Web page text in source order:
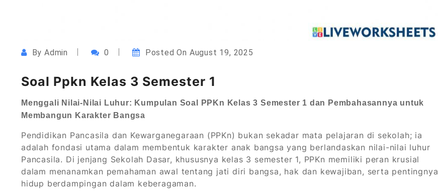
ByAdmin 0 Posted On August 19, 2025
Soal Ppkn Kelas 3 Semester 1
Menggali Nilai-Nilai Luhur: Kumpulan Soal PPKn Kelas 3 Semester 1 dan Pembahasannya untuk
Membangun Karakter Bangsa
Pendidikan Pancasila dan Kewarganegaraan (PPKn) bukan sekadar mata pelajaran di sekolah; ia
adalah fondasi utama dalam membentuk karakter anak bangsa yang berlandaskan nilai-nilai luhur
Pancasila. Di jenjang Sekolah Dasar, khususnya kelas 3 semester 1, PPKn memiliki peran krusial
dalam menanamkan pemahaman awal tentang jati diri bangsa, hak dan kewajiban, serta pentingnya
hidup berdampingan dalam keberagaman.